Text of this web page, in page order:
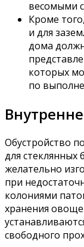
весомыми
Кроме
и для
дома
которых
по
Обустройство
для стеклянных
желательно
при
колониями
хранения
свободного